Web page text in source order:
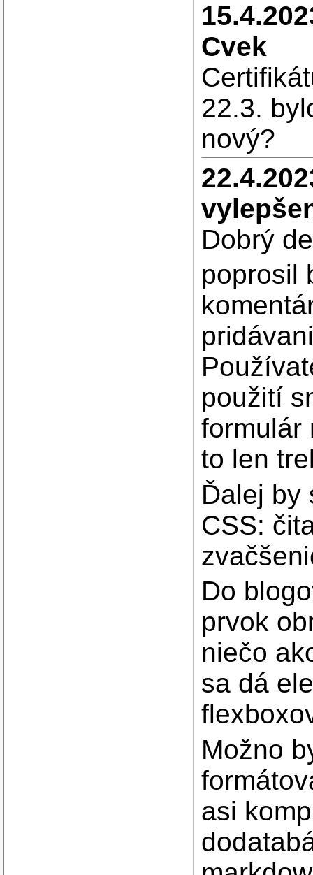
Cvek
22.3.
nový?
Dobrý
poprosil
použití
formulár
to len
Ďalej by
CSS:
Do
prvok
niečo
sa dá
Možno
asi